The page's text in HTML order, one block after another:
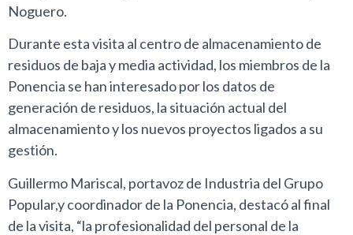
Noguero.
Durante esta visita al centro de almacenamiento de
residuos de baja y media actividad, los miembros de la
Ponencia se han interesado por los datos de
generación de residuos, la situación actual del
almacenamiento y los nuevos proyectos ligados a su
gestión.
Guillermo Mariscal, portavoz de Industria del Grupo
Popular,y coordinador de la Ponencia, destacó al final
de la visita, “la profesionalidad del personal de la